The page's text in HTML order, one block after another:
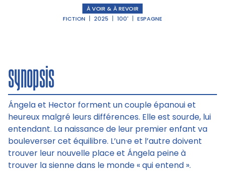
synopsis
Ángela et Hector forment un couple épanoui et
heureux malgré leurs différences. Elle est sourde, lui
entendant. La naissance de leur premier enfant va
bouleverser cet équilibre. L’un·e et l’autre doivent
trouver leur nouvelle place et Ángela peine à
trouver la sienne dans le monde « qui entend ».
À VOIR & À REVOIR
FICTION
2025 100' ESPAGNE